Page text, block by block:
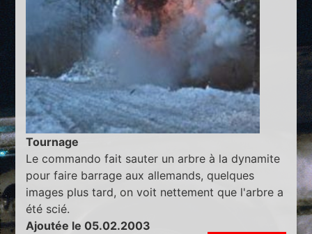
Tournage
Le commando fait sauter un arbre à la dynamite
pour faire barrage aux allemands, quelques
images plus tard, on voit nettement que l'arbre a
été scié.
Ajoutée le 05.02.2003